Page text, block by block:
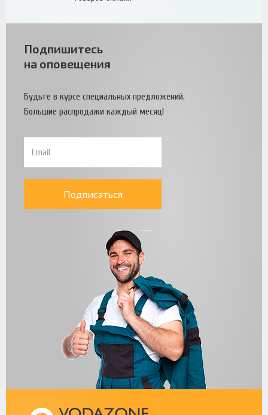
Подпишитесь
на оповещения
Будьте в курсе специальных предложений.
Большие распродажи каждый месяц!
Подписаться